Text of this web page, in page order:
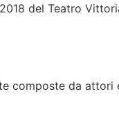
del Teatro
composte da attori